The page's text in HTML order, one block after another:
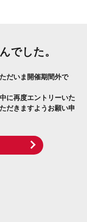
でした。
だいま開催期間外で
に再度エントリーいた
だきますようお願い申